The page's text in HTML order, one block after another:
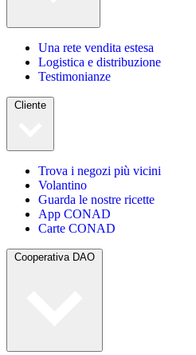
Una rete vendita estesa
Logistica e distribuzione
Testimonianze
Cliente
Trova i negozi più vicini
Volantino
Guarda le nostre ricette
App CONAD
Carte CONAD
Cooperativa DAO